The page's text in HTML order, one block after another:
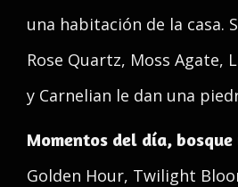
una habitación de la casa.
Rose Quartz, Moss Agate,
y Carnelian le dan una
Momentos del día,
Golden Hour, Twilight